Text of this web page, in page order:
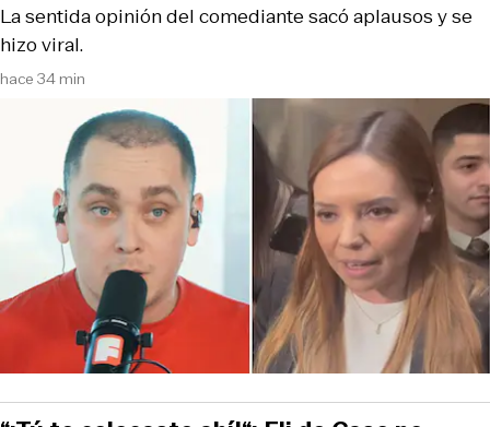
hace 34 min
La sentida opinión del comediante sacó aplausos y se
hizo viral.